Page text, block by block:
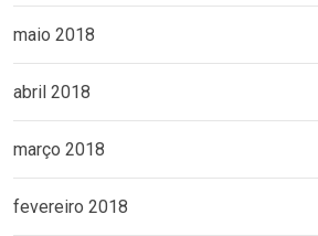
maio 2018
abril 2018
março 2018
fevereiro 2018